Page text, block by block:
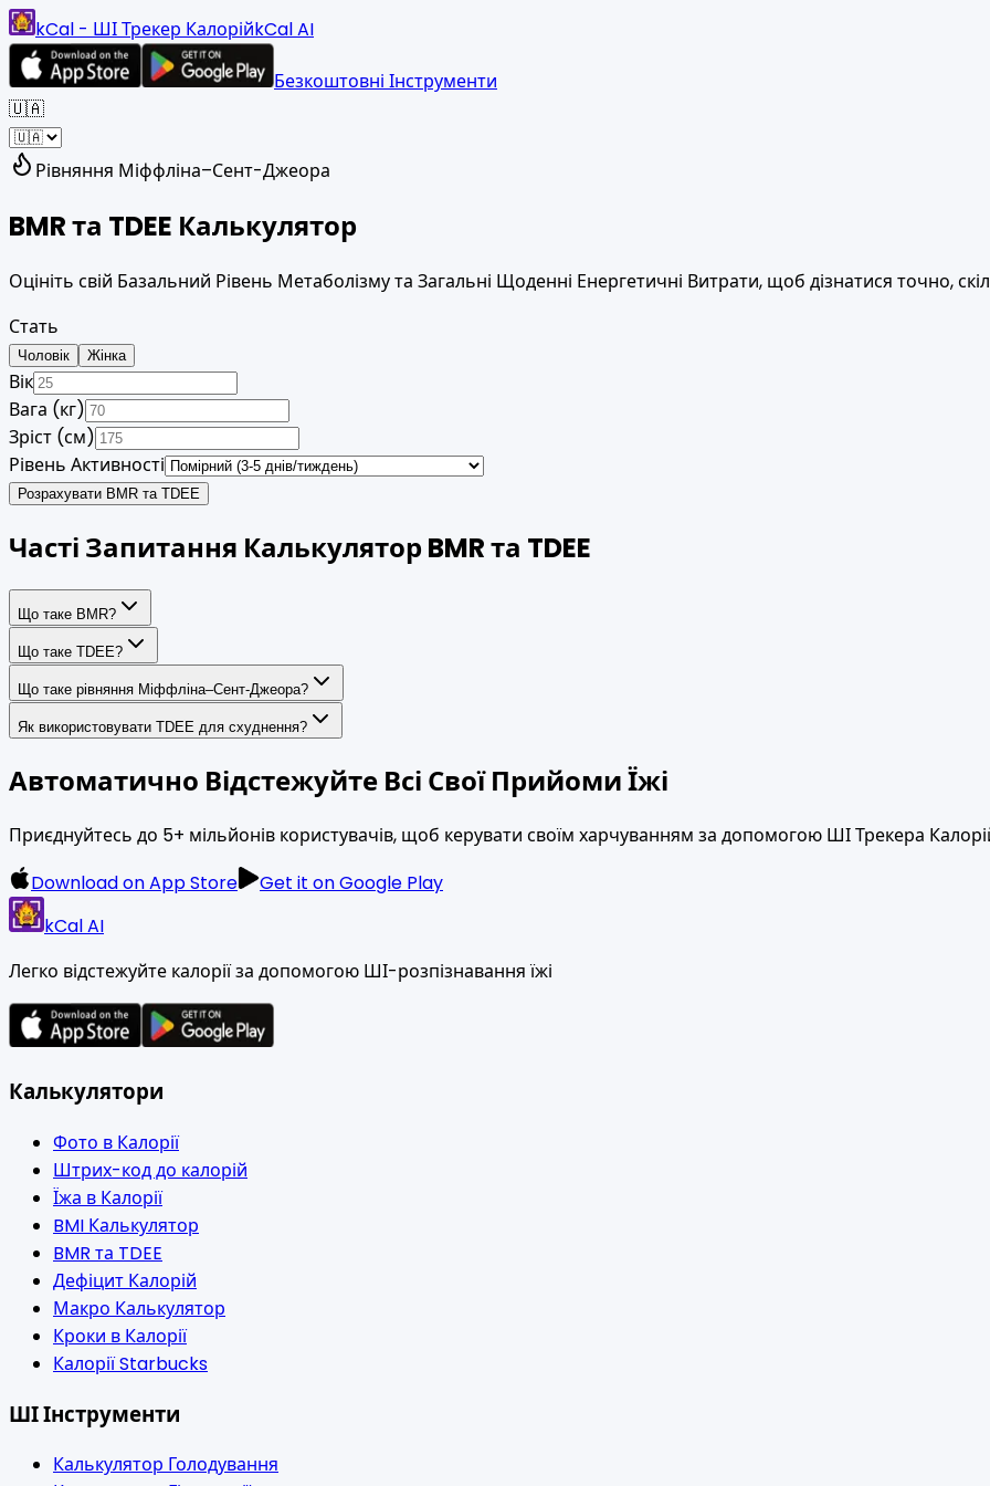
kCal - ШІ Трекер КалорійkCal AI
Безкоштовні Інструменти
🇺🇦
Рівняння Міффліна–Сент-Джеора
BMR та TDEE Калькулятор
Оцініть свій Базальний Рівень Метаболізму та Загальні Щоденні Енергетичні Витрати, щоб дізнатися точно,
Стать
Чоловік Жінка
Вік
Вага (кг)
Зріст (см)
Рівень Активності
Розрахувати BMR та TDEE
Часті Запитання Калькулятор BMR та TDEE
Що таке BMR?
Що таке TDEE?
Що таке рівняння Міффліна–Сент-Джеора?
Як використовувати TDEE для схуднення?
Автоматично Відстежуйте Всі Свої Прийоми Їжі
Приєднуйтесь до 5+ мільйонів користувачів, щоб керувати своїм харчуванням за допомогою ШІ Трекера
Download on App Store
Get it on Google Play
kCal AI
Легко відстежуйте калорії за допомогою ШІ-розпізнавання їжі
Калькулятори
Фото в Калорії
Штрих-код до калорій
Їжа в Калорії
BMI Калькулятор
BMR та TDEE
Дефіцит Калорій
Макро Калькулятор
Кроки в Калорії
Калорії Starbucks
ШІ Інструменти
Калькулятор Голодування